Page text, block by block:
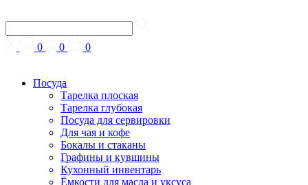
0 0 0
Посуда
Тарелка плоская
Тарелка глубокая
Посуда для сервировки
Для чая и кофе
Бокалы и стаканы
Графины и кувшины
Кухонный инвентарь
Ёмкости для масла и уксуса